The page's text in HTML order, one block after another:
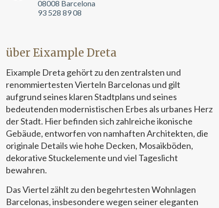
08008 Barcelona
93 528 89 08
über Eixample Dreta
Eixample Dreta gehört zu den zentralsten und
renommiertesten Vierteln Barcelonas und gilt
aufgrund seines klaren Stadtplans und seines
bedeutenden modernistischen Erbes als urbanes Herz
der Stadt. Hier befinden sich zahlreiche ikonische
Gebäude, entworfen von namhaften Architekten, die
originale Details wie hohe Decken, Mosaikböden,
dekorative Stuckelemente und viel Tageslicht
bewahren.
Das Viertel zählt zu den begehrtesten Wohnlagen
Barcelonas, insbesondere wegen seiner eleganten